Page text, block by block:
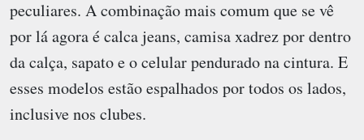
peculiares. A combinação mais comum que se vê
por lá agora é calca jeans, camisa xadrez por dentro
da calça, sapato e o celular pendurado na cintura. E
esses modelos estão espalhados por todos os lados,
inclusive nos clubes.